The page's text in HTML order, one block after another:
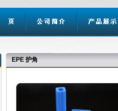
EPE 护角